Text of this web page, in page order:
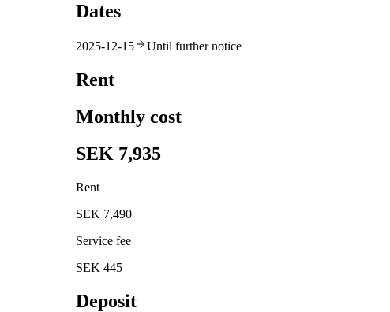
Dates
2025-12-15 Until further notice
Rent
Monthly cost
SEK 7,935
Rent
SEK 7,490
Service fee
SEK 445
Deposit